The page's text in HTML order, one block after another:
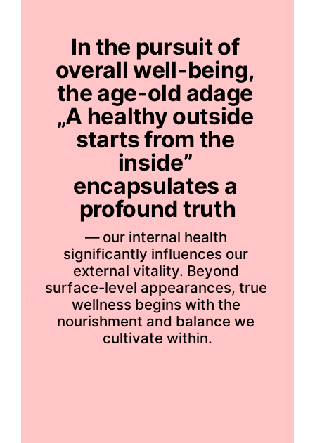
In the pursuit of
overall well-being,
the age-old adage
„A healthy outside
starts from the
inside”
encapsulates a
profound truth
— our internal health
significantly influences our
external vitality. Beyond
surface-level appearances, true
wellness begins with the
nourishment and balance we
cultivate within.